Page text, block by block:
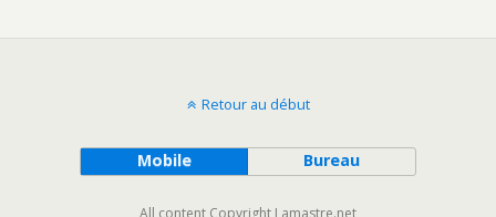
Retour au début
Mobile Bureau